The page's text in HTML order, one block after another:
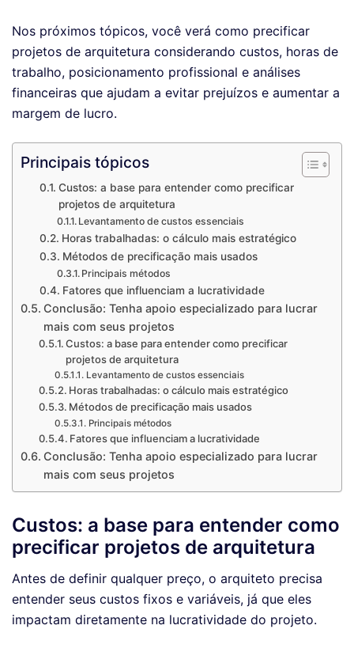
Nos próximos tópicos, você verá como precificar
projetos de arquitetura considerando custos, horas de
trabalho, posicionamento profissional e análises
financeiras que ajudam a evitar prejuízos e aumentar a
margem de lucro.
Principais tópicos
Custos: a base para entender como precificar
projetos de arquitetura
Levantamento de custos essenciais
Horas trabalhadas: o cálculo mais estratégico
Métodos de precificação mais usados
Principais métodos
Fatores que influenciam a lucratividade
Conclusão: Tenha apoio especializado para lucrar
mais com seus projetos
Custos: a base para entender como precificar
projetos de arquitetura
Levantamento de custos essenciais
Horas trabalhadas: o cálculo mais estratégico
Métodos de precificação mais usados
Principais métodos
Fatores que influenciam a lucratividade
Conclusão: Tenha apoio especializado para lucrar
mais com seus projetos
Custos: a base para entender como
precificar projetos de arquitetura
Antes de definir qualquer preço, o arquiteto precisa
entender seus custos fixos e variáveis, já que eles
impactam diretamente na lucratividade do projeto.